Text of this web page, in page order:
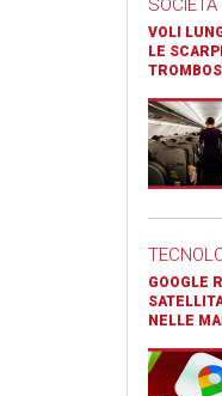
SOCIETÀ
VOLI
LE
TROMBOSI
GOOGLE
NELLE